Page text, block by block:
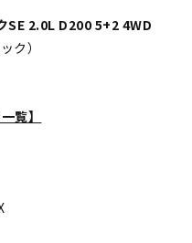
SE 2.0L D200 5+2 4WD
ク）
覧】